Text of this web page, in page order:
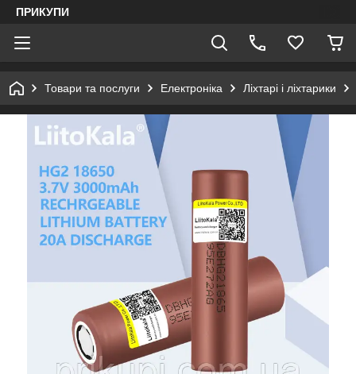
ПРИКУПИ
Товари та послуги Електроніка Ліхтарі і ліхтарики